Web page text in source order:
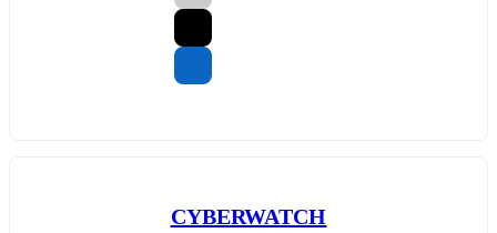
CYBERWATCH